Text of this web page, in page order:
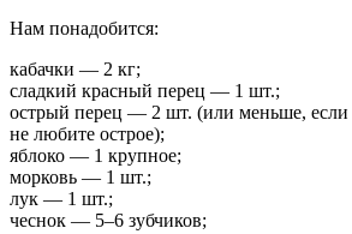
Нам понадобится:
кабачки — 2 кг;
сладкий красный перец — 1 шт.;
острый перец — 2 шт. (или меньше, если
не любите острое);
яблоко — 1 крупное;
морковь — 1 шт.;
лук — 1 шт.;
чеснок — 5–6 зубчиков;